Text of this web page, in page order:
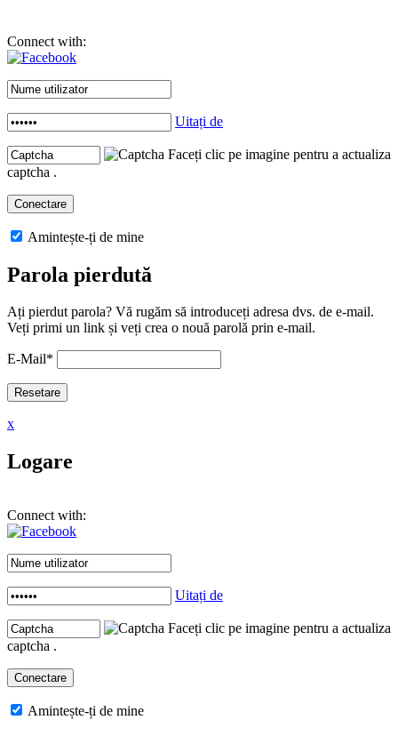
Connect with:
Uitați de
Faceți clic pe imagine pentru a actualiza
captcha .
Amintește-ți de mine
Parola pierdută
Ați pierdut parola? Vă rugăm să introduceți adresa dvs. de e-mail.
Veți primi un link și veți crea o nouă parolă prin e-mail.
E-Mail*
x
Logare
Connect with:
Uitați de
Faceți clic pe imagine pentru a actualiza
captcha .
Amintește-ți de mine